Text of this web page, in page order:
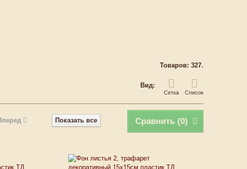
Товаров: 327.
Вид:
Сетка Список
Сравнить (0)
Показать все